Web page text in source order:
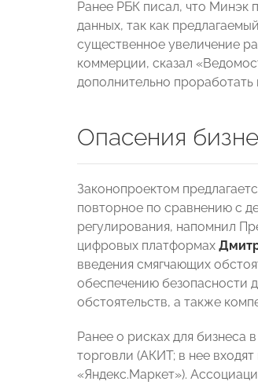
Ранее РБК писал, что Минэк
данных, так как
существенное увеличение
коммерции, сказал
дополнительно проработать
Опасения
Законопроектом
повторное по сравнению с
регулирования, напомнил
цифровых платформах
введения смягчающих
обеспечению безопасности
обстоятельств, а также
Ранее о рисках для бизнеса
торговли (АКИТ; в нее
«Яндекс.Маркет»).